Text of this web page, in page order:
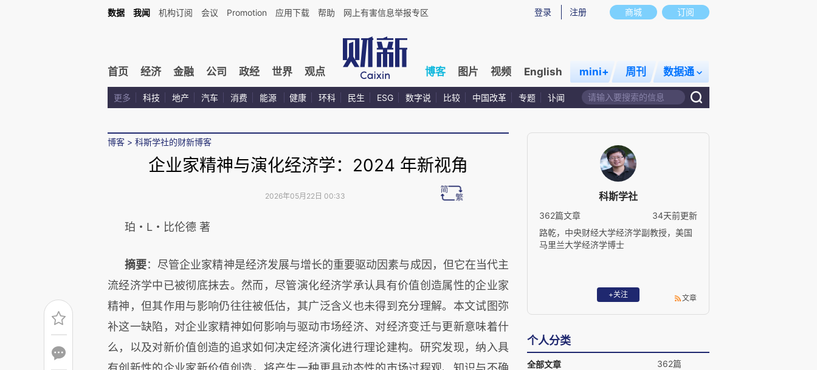
商城 订阅
登录 注册
数据 我闻 机构订阅 会议 Promotion 应用下载 帮助 网上有害信息举报专区
首页 经济 金融 公司 政经 世界 观点 博客 图片 视频 English mini+ 周刊 数据通
更多 科技 地产 汽车 消费 能源 健康 环科 民生 ESG 数字说 比较 中国改革 专题 讣闻
博客 > 科斯学社的财新博客
企业家精神与演化经济学：2024 年新视角
2026年05月22日 00:33
珀・L・比伦德 著
摘要：尽管企业家精神是经济发展与增长的重要驱动因素与成因，但它在当代主
流经济学中已被彻底抹去。然而，尽管演化经济学承认具有价值创造属性的企业家
精神，但其作用与影响仍往往被低估，其广泛含义也未得到充分理解。本文试图弥
补这一缺陷，对企业家精神如何影响与驱动市场经济、对经济变迁与更新意味着什
么，以及对新价值创造的追求如何决定经济演化进行理论建构。研究发现，纳入具
科斯学社
362篇文章
34天前更新
路乾，中央财经大学经济学副教授，美国
马里兰大学经济学博士
+关注 文章
个人分类
全部文章 362篇